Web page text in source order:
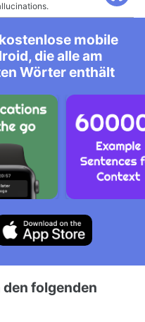
mobile
die alle am
Wörter enthält
folgenden